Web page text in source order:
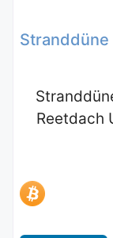
Reetdach